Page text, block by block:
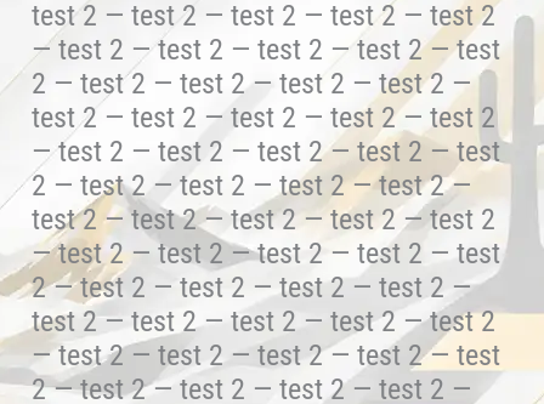
test 2 — test 2 — test 2 — test 2 — test 2
— test 2 — test 2 — test 2 — test 2 — test
2 — test 2 — test 2 — test 2 — test 2 —
test 2 — test 2 — test 2 — test 2 — test 2
— test 2 — test 2 — test 2 — test 2 — test
2 — test 2 — test 2 — test 2 — test 2 —
test 2 — test 2 — test 2 — test 2 — test 2
— test 2 — test 2 — test 2 — test 2 — test
2 — test 2 — test 2 — test 2 — test 2 —
test 2 — test 2 — test 2 — test 2 — test 2
— test 2 — test 2 — test 2 — test 2 — test
2 — test 2 — test 2 — test 2 — test 2 —